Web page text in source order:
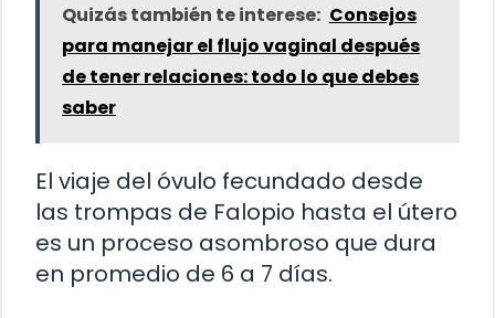
Quizás también te interese: Consejos
para manejar el flujo vaginal después
de tener relaciones: todo lo que debes
saber
El viaje del óvulo fecundado desde
las trompas de Falopio hasta el útero
es un proceso asombroso que dura
en promedio de 6 a 7 días.